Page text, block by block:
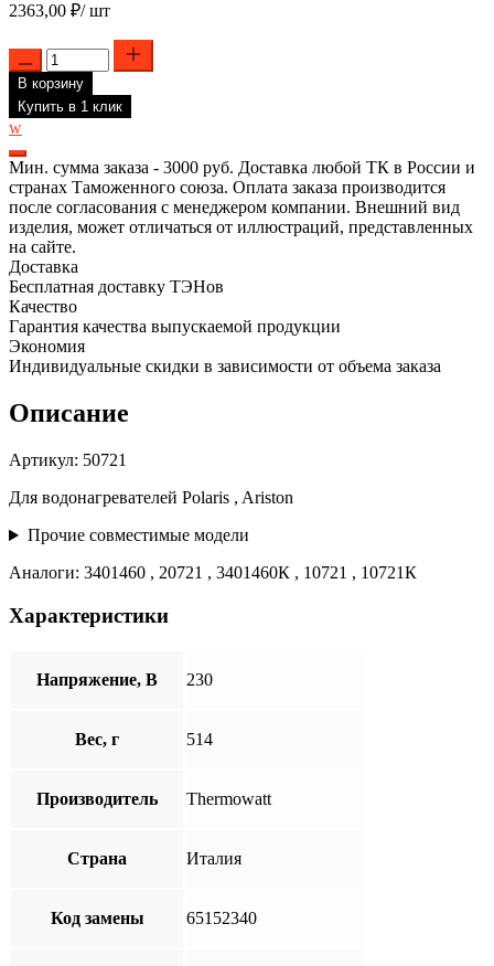
2363,00 ₽/ шт
Количество
товара
ТЭН
RF
для
водонагревателя
Ariston,
Regent
2.5
кВт,
M4,
L363мм,
50721
В корзину
Купить в 1 клик
w
Мин. сумма заказа - 3000 руб. Доставка любой ТК в России и
странах Таможенного союза. Оплата заказа производится
после согласования с менеджером компании. Внешний вид
изделия, может отличаться от иллюстраций, представленных
на сайте.
Доставка
Бесплатная доставку ТЭНов
Качество
Гарантия качества выпускаемой продукции
Экономия
Индивидуальные скидки в зависимости от объема заказа
Описание
Артикул: 50721
Для водонагревателей Polaris , Ariston
Прочие совместимые модели
Аналоги: 3401460 , 20721 , 3401460К , 10721 , 10721К
Характеристики
Напряжение, В 230
Вес, г 514
Производитель Thermowatt
Страна Италия
Код замены 65152340